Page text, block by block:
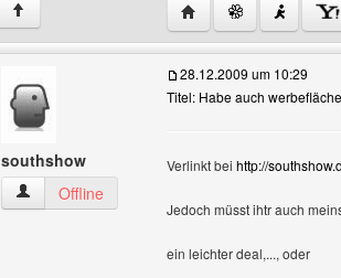
↑ Website dieses
southshow
southshow Benutzer-Profile anzeigen
Offline
28.12.2009 um 10:29
Titel: Habe auch werbefläche
Verlinkt bei http://
Jedoch müsst ihtr auch
ein leichter deal,..., oder